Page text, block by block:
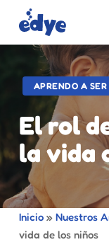
main
APRENDO A SER
El rol
la vida
Inicio» Nuestros
vida de los niños